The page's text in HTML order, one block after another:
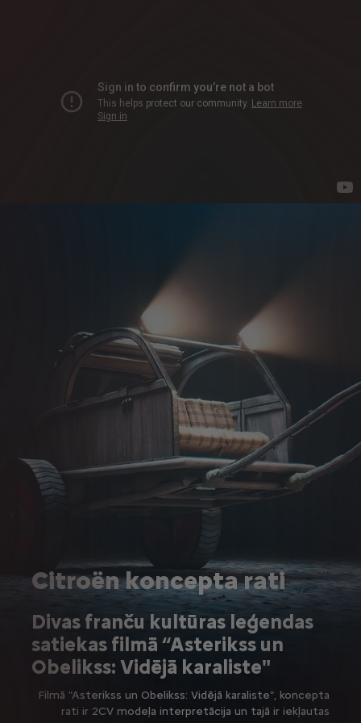
Citroën koncepta rati
Divas franču kultūras leģendas
satiekas filmā “Asterikss un
Obelikss: Vidējā karaliste"
Filmā "Asterikss un Obelikss: Vidējā karaliste", koncepta
rati ir 2CV modeļa interpretācija un tajā ir iekļautas